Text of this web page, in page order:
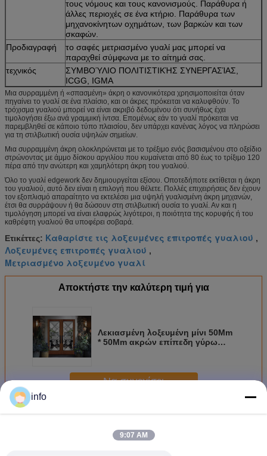
τους νόμους και τους κανονισμούς. Παράθυρα ή
άλλες περιοχές σε ένα κτήριο. Παράθυρα των
μηχανοκίνητων οχημάτων, των βαρκών και των
σκαφών.
Προδιαγραφή
το σαφές μετριασμένο γυαλί μας μπορεί να
παραχθεί σύμφωνα με το αίτημά σας.
τεχνικός
ΣΥΜΒΟΎΛΙΟ ΠΟΛΙΤΙΣΤΙΚΉΣ ΣΥΝΕΡΓΑΣΊΑΣ,
ICGG, IGMA
Μια συρραμμένη ή «σπασμένη» άκρη ο κανονικότερα χρησιμοποιείται όταν
πηγαίνει το γυαλί σε ένα πλαίσιο, και οι άκρες πρόκειται να καλυφθούν. Το
τρόχισμα γυαλιού μπορεί να είναι ακριβό δεδομένου ότι συνήθως έχει
τιμολογήσει έξω ανά γραμμική ίντσα. Επομένως εάν το γυαλί πρόκειται να
παρεμβληθεί σε κάποιο τύπο πλαισίου, δεν υπάρχει κανένας λόγος να πληρώσει
για τη στιλβωτική ουσία υψηλών σημείων.
Μια συρραμμένη άκρη ολοκληρώνεται με το τρέξιμο ενός βασισμένου στο οξείδιο
στρώνοντας με άμμο δίσκου αργιλίου που κυμαίνεται από 80 έως το τρίξιμο 120
πέρα από την ανώτερη και χαμηλότερη άκρη του γυαλιού.
Όλο το γυαλί edgework δεν δημιουργείται εξίσου. Οποτεδήποτε εκτίθεται η άκρη
του γυαλιού, αυτό δεν είναι η επιλογή που θέλετε. Πολλές επιχειρήσεις δεν έχουν
τον εξοπλισμό απαραίτητο να εκτελέσει μια υψηλή γυαλισμένη άκρη μηχανών,
έτσι θα συρράψουν ή θα δώσουν στη στιλβωτική ουσία το γυαλί. Αν και η
τιμολόγηση μπορεί να είναι ελαφρώς λιγότεροι, η ποιότητα της κορυφής ή του
καθρέφτη γυαλιού θα υποφέρει σοβαρά.
Ετικέττες: Καθαρίστε τις λοξευμένες επιτροπές γυαλιού ,
Λοξευμένες επιτροπές γυαλιού ,
Μετριασμένο λοξευμένο γυαλί
Αποκτήστε την καλύτερη τιμή για
Λεκιασμένη λοξευμένη μίνι 50Mm
* 50Mm ακρών επίπεδη γύρω
Να συνεχίσει
ΠερισσότεροιΛοξευμένο γυαλί ακρών
info
9:07 AM